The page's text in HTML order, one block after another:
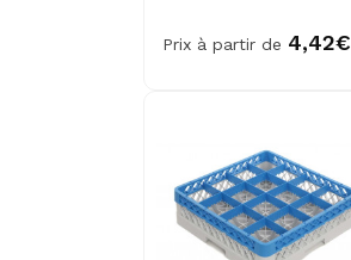
Prix à partir de 4,42€